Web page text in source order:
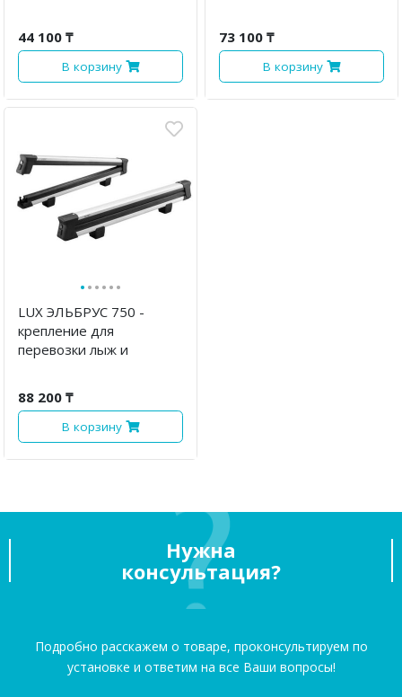
44 100 ₸
В корзину
73 100 ₸
В корзину
······
LUX ЭЛЬБРУС 750 -
крепление для
перевозки лыж и
88 200 ₸
В корзину
Нужна
консультация?
Подробно расскажем о товаре, проконсультируем по
установке и ответим на все Ваши вопросы!